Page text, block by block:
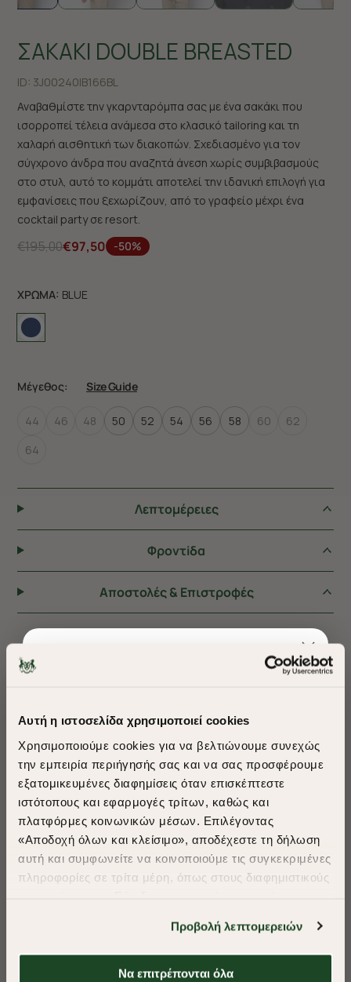
Αυτή η ιστοσελίδα χρησιμοποιεί cookies
Χρησιμοποιούμε cookies για να βελτιώνουμε συνεχώς
την εμπειρία περιήγησής σας και να σας προσφέρουμε
εξατομικευμένες διαφημίσεις όταν επισκέπτεστε
ιστότοπους και εφαρμογές τρίτων, καθώς και
πλατφόρμες κοινωνικών μέσων. Επιλέγοντας
«Αποδοχή όλων και κλείσιμο», αποδέχεστε τη δήλωση
αυτή και συμφωνείτε να κοινοποιούμε τις συγκεκριμένες
πληροφορίες σε τρίτα μέρη, όπως στους διαφημιστικούς
απαιτούμενα cookies» και θα περιοριστούμε
στα cookies και τις τεχνολογίες που είναι απολύτως
απαραίτητα για την ασφαλή απόδοση και
Προβολή λεπτομερειών
Να επιτρέπονται όλα
ΣΑΚΑΚΙ DOUBLE BREASTED
ID: 3J00240|B166BL
Αναβαθμίστε την γκαρνταρόμπα σας με ένα σακάκι που
ισορροπεί τέλεια ανάμεσα στο κλασικό tailoring και τη
χαλαρή αισθητική των διακοπών. Σχεδιασμένο για τον
σύγχρονο άνδρα που αναζητά άνεση χωρίς συμβιβασμούς
στο στυλ, αυτό το κομμάτι αποτελεί την ιδανική επιλογή για
εμφανίσεις που ξεχωρίζουν, από το γραφείο μέχρι ένα
cocktail party σε resort.
€195,00€97,50 -50%
ΧΡΩΜΑ: BLUE
Μέγεθος: Size Guide
44 46 48 50 52 54 56 58 60
62
64
Λεπτομέρειες
Φροντiδα
Αποστολές & Επιστροφές
ΠΡΟΤΕΙΝΟΥΜΕ ΓΙΑ ΕΣΑΣ
​
A Season of Style
SUMMER SALE